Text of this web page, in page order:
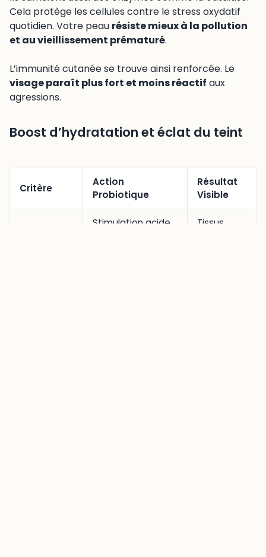
Cela protège les cellules contre le stress oxydatif
quotidien. Votre peau résiste mieux à la pollution
et au vieillissement prématuré.
L’immunité cutanée se trouve ainsi renforcée. Le
visage paraît plus fort et moins réactif aux
agressions.
Boost d’hydratation et éclat du teint
Critère
Action
Probiotique
Résultat
Visible
Stimulation acide
Tissus